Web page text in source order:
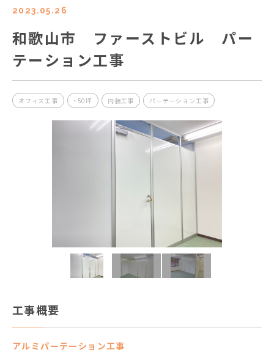
2023.05.26
和歌山市 ファーストビル パー
テーション工事
オフィス工事 ~50坪 内装工事 パーテーション工事
工事概要
アルミパーテーション工事